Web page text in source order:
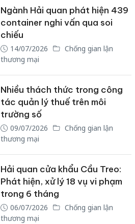
Ngành Hải quan phát hiện 439
container nghi vấn qua soi
chiếu
14/07/2026
Chống gian lận
thương mại
Nhiều thách thức trong công
tác quản lý thuế trên môi
trường số
09/07/2026
Chống gian lận
thương mại
Hải quan cửa khẩu Cầu Treo:
Phát hiện, xử lý 18 vụ vi phạm
trong 6 tháng
06/07/2026
Chống gian lận
thương mại